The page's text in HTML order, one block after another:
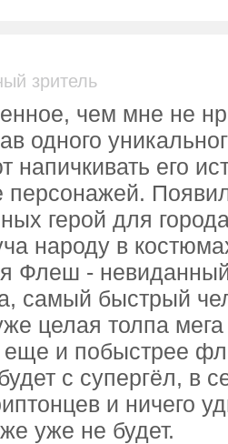
зритель
чем мне не
одного
напичкивать его
персонажей.
герой для
народу в
Флеш -
самый быстрый
целая толпа
еще и побыстрее
с супергёл, в
и ничего
уже не будет.